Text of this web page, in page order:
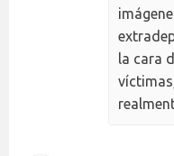
la cara